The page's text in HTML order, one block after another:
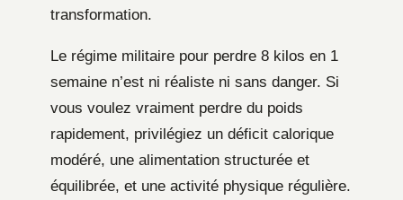
transformation.
Le régime militaire pour perdre 8 kilos en 1
semaine n’est ni réaliste ni sans danger. Si
vous voulez vraiment perdre du poids
rapidement, privilégiez un déficit calorique
modéré, une alimentation structurée et
équilibrée, et une activité physique régulière.